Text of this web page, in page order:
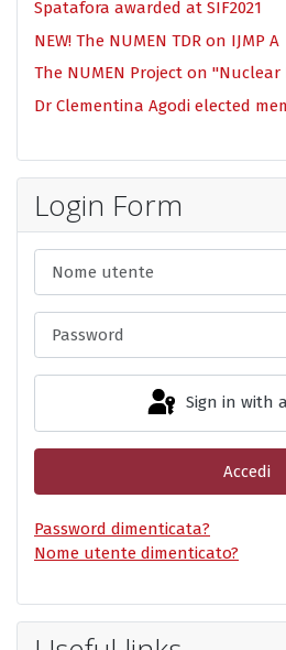
Spatafora awarded at SIF2021
NEW! The NUMEN TDR on IJMP A
The NUMEN Project on "Nuclear
Dr Clementina Agodi elected
Login Form
Sign in with
Accedi
Password dimenticata?
Nome utente dimenticato?